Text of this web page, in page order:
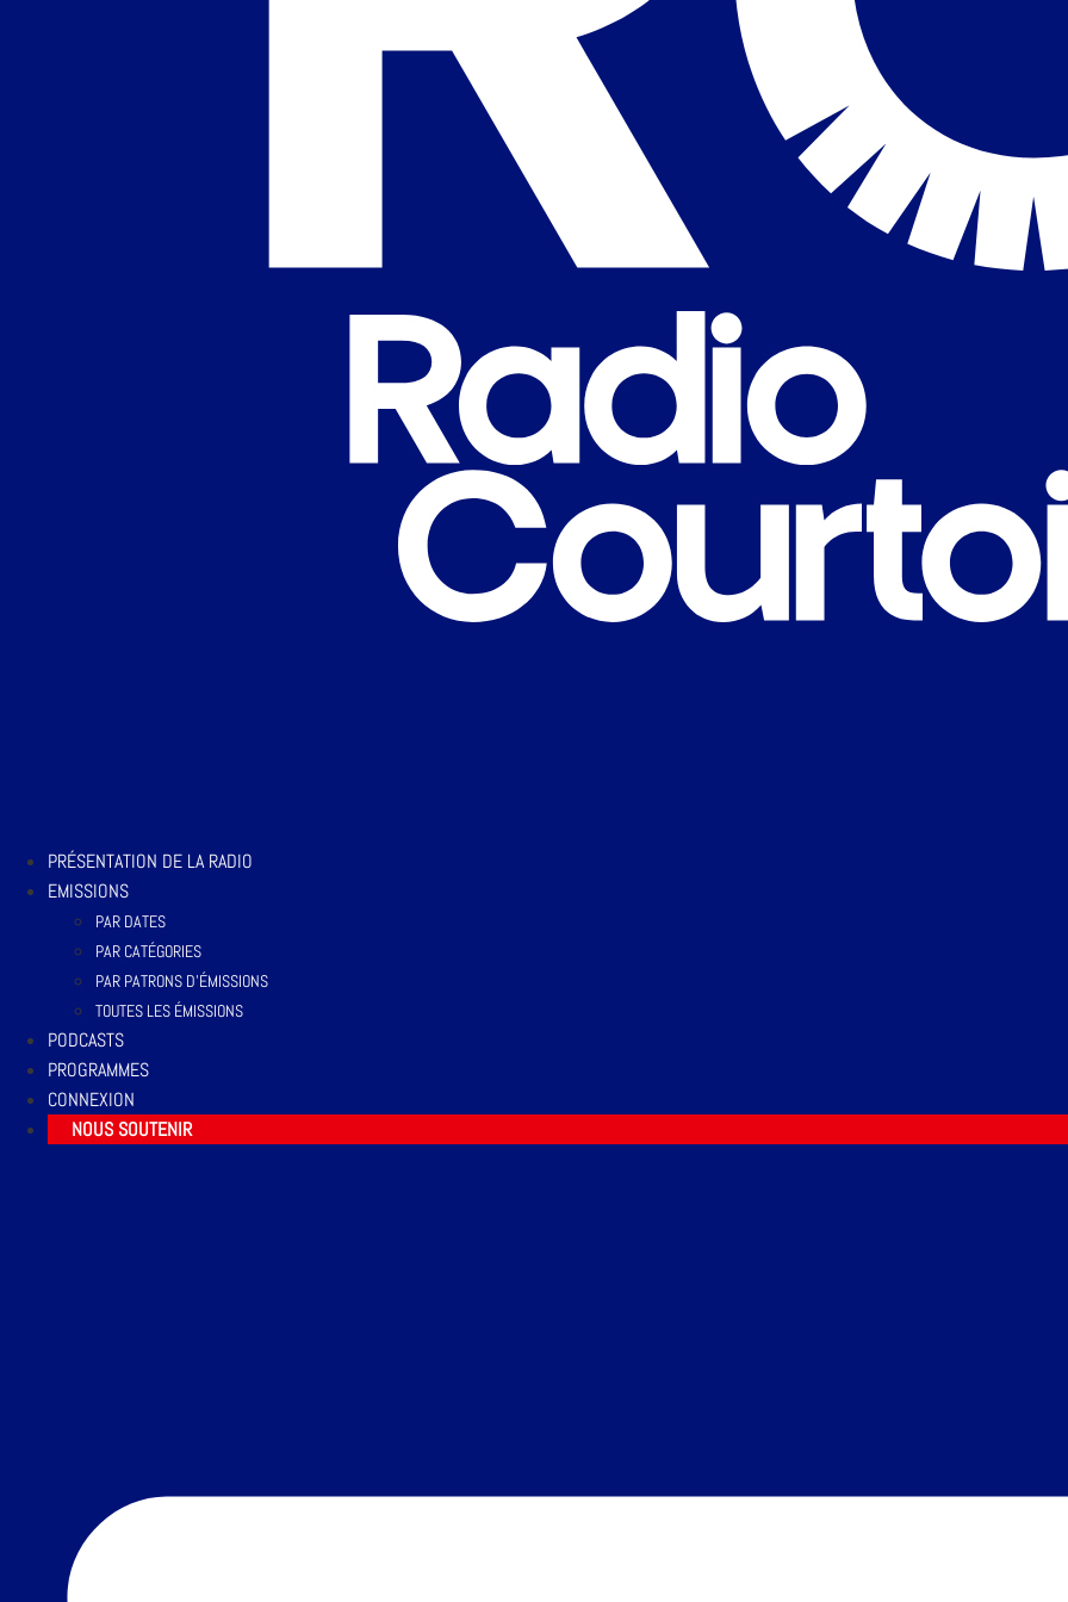
PRÉSENTATION DE LA RADIO
EMISSIONS
PAR DATES
PAR CATÉGORIES
PAR PATRONS D’ÉMISSIONS
TOUTES LES ÉMISSIONS
PODCASTS
PROGRAMMES
CONNEXION
NOUS SOUTENIR